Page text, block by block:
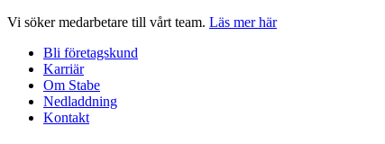
Hoppa
innehåll
Vi söker medarbetare till vårt team. Läs mer här
Bli företagskund
Karriär
Om Stabe
Nedladdning
Kontakt